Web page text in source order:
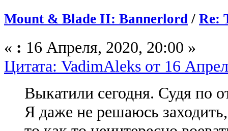
Mount & Blade II: Bannerlord / Re:
« : 16 Апреля, 2020, 20:00 »
Цитата: VadimAleks от 16
Выкатили сегодня. Судя по
Я даже не решаюсь